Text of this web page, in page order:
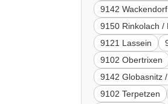
9142
9150 Rinkolach /
9121 Lassein
9102 Obertrixen
9142 Globasnitz
9102 Terpetzen